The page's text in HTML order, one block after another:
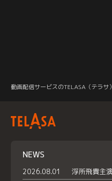
動画配信サービスのTELASA（テラサ）
NEWS
2026.08.01